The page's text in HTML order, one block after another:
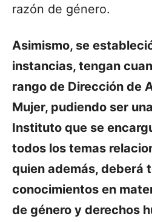
razón de género.
Asimismo, se
instancias, tengan
rango de Dirección de
Mujer, pudiendo ser
Instituto que se
todos los temas
quien además, deberá
conocimientos en
de género y derechos